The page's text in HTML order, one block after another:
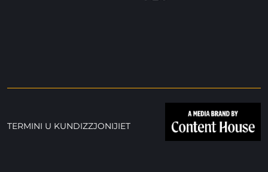
TERMINI U KUNDIZZJONIJIET